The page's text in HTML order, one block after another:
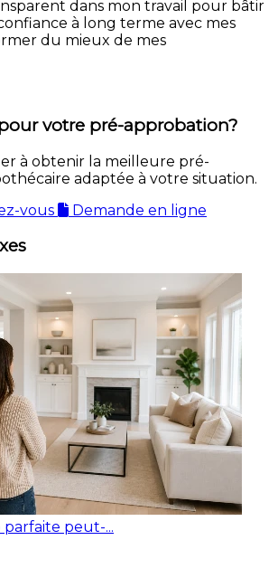
dans mon travail pour bâtir
à long terme avec mes
du mieux de mes
votre pré-approbation?
à obtenir la meilleure pré-
adaptée à votre situation.
vous
Demande en ligne
peut-...